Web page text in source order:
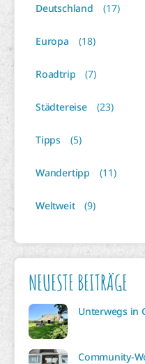
Deutschland (17)
Europa (18)
Roadtrip (7)
Städtereise (23)
Tipps (5)
Wandertipp (11)
Weltweit (9)
NEUESTE BEITRÄGE
Unterwegs in
Community-